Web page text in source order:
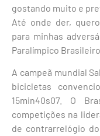
gostando muito e
Até onde der,
para minhas
Paralímpico Brasileiro.
A campeã mundial
bicicletas
15min40s07. O
competições na
de contrarrelógio